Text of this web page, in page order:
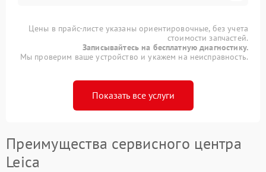
Цены в прайс-листе указаны ориентировочные, без учета
стоимости запчастей.
Записывайтесь на бесплатную диагностику.
Мы проверим ваше устройство и укажем на неисправность.
Показать все услуги
Преимущества сервисного центра
Leica